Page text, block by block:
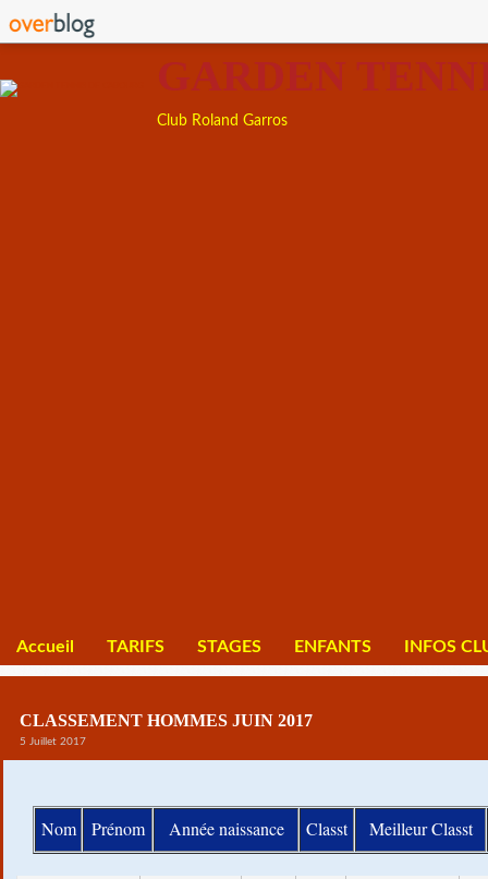
GARDEN
Club Roland Garros
Accueil TARIFS STAGES ENFANTS INFOS
CLASSEMENT HOMMES JUIN 2017
5 Juillet 2017
Nom Prénom Année naissance Classt Meilleur Classt